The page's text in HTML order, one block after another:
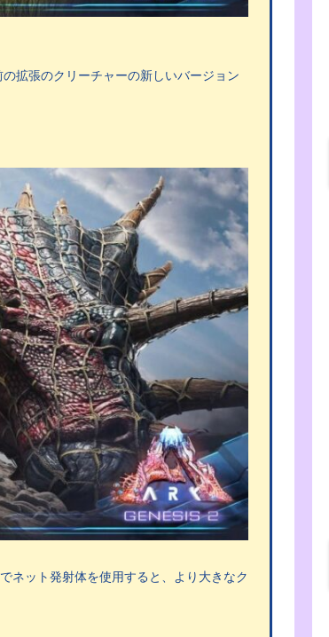
拡張のクリーチャーの新しいバージョン
ネット発射体を使用すると、より大きなク